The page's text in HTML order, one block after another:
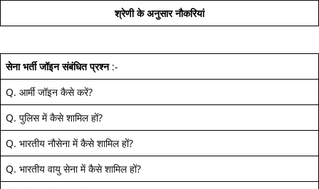
श्रेणी के अनुसार नौकरियां
सेना भर्ती जॉइन संबंधित प्रश्न:-
Q. आर्मी जॉइन कैसे करें?
Q. पुलिस में कैसे शामिल हों?
Q. भारतीय नौसेना में कैसे शामिल हों?
Q. भारतीय वायु सेना में कैसे शामिल हों?